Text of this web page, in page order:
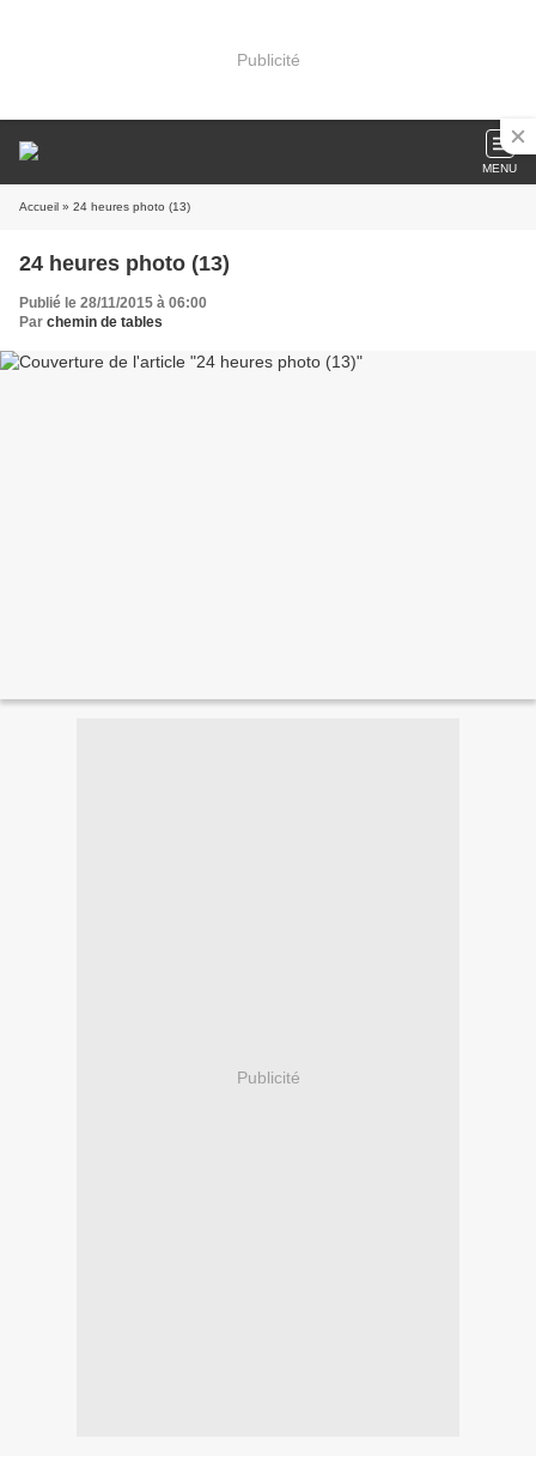
Publicité
MENU
Accueil » 24 heures photo (13)
24 heures photo (13)
Publié le 28/11/2015 à 06:00
Par chemin de tables
Publicité